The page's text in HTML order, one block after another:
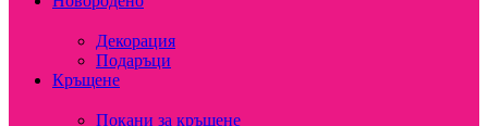
Декорация
Подаръци
Кръщене
Покани за кръщене